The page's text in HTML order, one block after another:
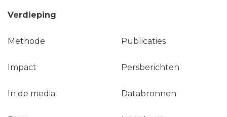
Verdieping
Methode Publicaties
Impact Persberichten
In de media Databronnen